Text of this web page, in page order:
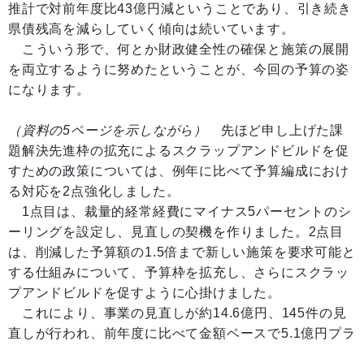
推計で対前年度比43億円減ということであり、引き続き
県債残高を減らしていく傾向は続いています。
こういう形で、何とか財政健全性の確保と施策の展開
を両立するように努めたということが、今回の予算の姿
になります。
（資料の5ページを示しながら）
先ほど申し上げた課
題解決先進枠の拡充によるスクラップアンドビルドを促
すための政策については、例年に比べて予算編成におけ
る対応を2点強化しました。
1点目は、裁量的経常経費にマイナス5パーセントのシ
ーリングを設定し、見直しの契機を作りました。2点目
は、削減した予算額の1.5倍まで新しい施策を要求可能と
する仕組みについて、予算枠を拡充し、さらにスクラッ
プアンドビルドを促すように心掛けました。
これにより、事業の見直しが約14.6億円、145件の見
直しが行われ、前年度に比べて金額ベースで5.1億円プラ